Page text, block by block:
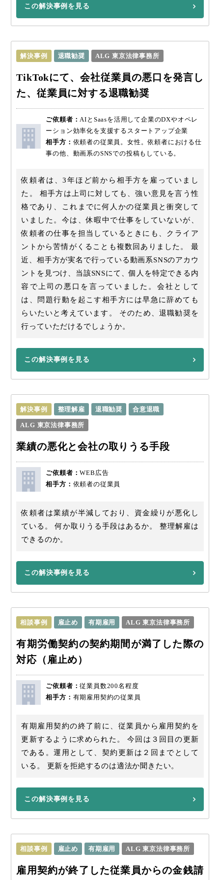
この解決事例を見る
解決事例 退職勧奨 ALG 東京法律事務所
TikTokにて、会社従業員の悪口を発言し
た、従業員に対する退職勧奨
ご依頼者：AIとSaasを活用して企業のDXやオペレ
ーション効率化を支援するスタートアップ企業
相手方： 依頼者の従業員。女性。依頼者における仕
事の他、動画系のSNSでの投稿もしている。
依頼者は、3年ほど前から相手方を雇っていまし
た。 相手方は上司に対しても、強い意見を言う性
格であり、これまでに何人かの従業員と衝突して
いました。今は、休暇中で仕事をしていないが、
依頼者の仕事を担当しているときにも、クライア
ントから苦情がくることも複数回ありました。 最
近、相手方が実名で行っている動画系SNSのアカウ
ントを見つけ、当該SNSにて、個人を特定できる内
容で上司の悪口を言っていました。会社として
は、問題行動を起こす相手方には早急に辞めても
らいたいと考えています。 そのため、退職勧奨を
行っていただけるでしょうか。
この解決事例を見る
解決事例 整理解雇 退職勧奨 合意退職
ALG 東京法律事務所
業績の悪化と会社の取りうる手段
ご依頼者：WEB広告
相手方： 依頼者の従業員
依頼者は業績が半減しており、資金繰りが悪化し
ている。 何か取りうる手段はあるか。 整理解雇は
できるのか。
この解決事例を見る
相談事例 雇止め 有期雇用 ALG 東京法律事務所
有期労働契約の契約期間が満了した際の
対応（雇止め）
ご依頼者：従業員数200名程度
相手方： 有期雇用契約の従業員
有期雇用契約の終了前に、従業員から雇用契約を
更新するように求められた。 今回は３回目の更新
である。運用として、契約更新は２回までとして
いる。 更新を拒絶するのは適法か聞きたい。
この解決事例を見る
相談事例 雇止め 有期雇用 ALG 東京法律事務所
雇用契約が終了した従業員からの金銭請